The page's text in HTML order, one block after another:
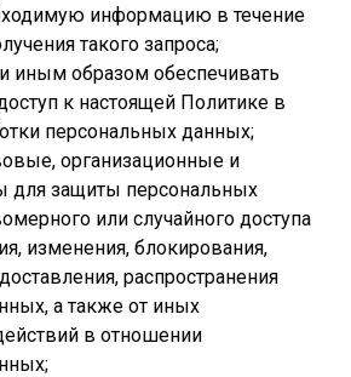
информацию в течение
такого запроса;
иным образом обеспечивать
к настоящей Политике в
персональных данных;
организационные и
для защиты персональных
или случайного доступа
изменения, блокирования,
распространения
а также от иных
в отношении